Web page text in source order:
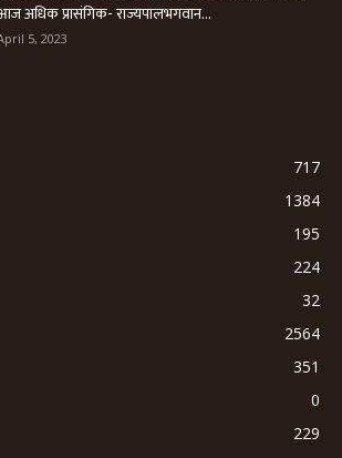
अधिक प्रासंगिक- राज्यपालभगवान...
5, 2023
717
1384
195
224
32
2564
351
0
229